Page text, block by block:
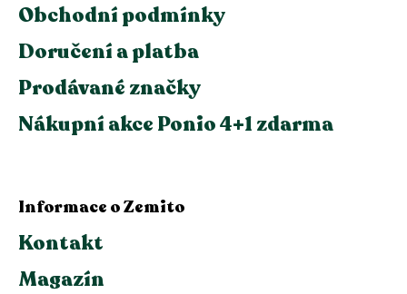
Obchodní podmínky
Doručení a platba
Prodávané značky
Nákupní akce Ponio 4+1 zdarma
Informace o Zemito
Kontakt
Magazín